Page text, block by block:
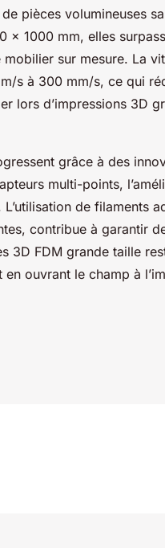
pièces volumineuses
x 1000 mm, elles
sur mesure. La
s à 300 mm/s, ce qui
lors d’impressions 3D
grâce à des
multi-points,
de filaments
contribue à garantir
3D FDM grande taille
ouvrant le champ à